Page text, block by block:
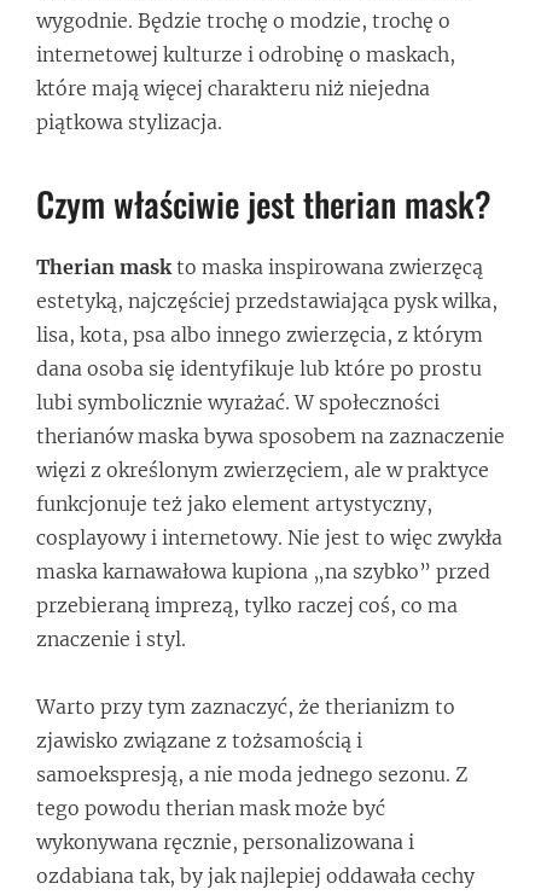
wygodnie. Będzie trochę o modzie, trochę o
internetowej kulturze i odrobinę o maskach,
które mają więcej charakteru niż niejedna
piątkowa stylizacja.
Czym właściwie jest therian mask?
Therian mask to maska inspirowana zwierzęcą
estetyką, najczęściej przedstawiająca pysk wilka,
lisa, kota, psa albo innego zwierzęcia, z którym
dana osoba się identyfikuje lub które po prostu
lubi symbolicznie wyrażać. W społeczności
therianów maska bywa sposobem na zaznaczenie
więzi z określonym zwierzęciem, ale w praktyce
funkcjonuje też jako element artystyczny,
cosplayowy i internetowy. Nie jest to więc zwykła
maska karnawałowa kupiona „na szybko” przed
przebieraną imprezą, tylko raczej coś, co ma
znaczenie i styl.
Warto przy tym zaznaczyć, że therianizm to
zjawisko związane z tożsamością i
samoekspresją, a nie moda jednego sezonu. Z
tego powodu therian mask może być
wykonywana ręcznie, personalizowana i
ozdabiana tak, by jak najlepiej oddawała cechy